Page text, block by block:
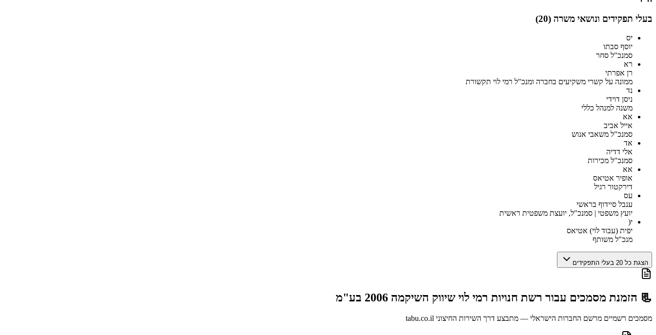
בעלי תפקידים ונושאי משרה (20
)
יס
יוסף סבתו
סמנכ"ל סחר
רא
רן אפרתי
ממונה על קשרי משקיעים בחברה ומנכ"ל רמי לוי תקשורת
נד
ניסן דוידי
משנה למנהל כללי
אא
אייל אביב
סמנכ"ל משאבי אנוש
אד
אלי דדיה
סמנכ"ל מכירות
אא
אופיר אטיאס
דירקטור רגיל
עס
ענבל סיידוף בראשי
יועץ משפטי | סמנכ"ל, יועצת משפטית ראשית
י(
יפית (עבוד לוי) אטיאס
מנכ"ל משותף
הצגת כל 20 בעלי התפקידים
📃 הזמנת מסמכים עבור רשת חנויות רמי לוי שיווק השיקמה 2006 בע"מ
מסמכים רשמיים מרשם החברות הישראלי — מתבצע דרך השירות החיצוני tabu.co.il